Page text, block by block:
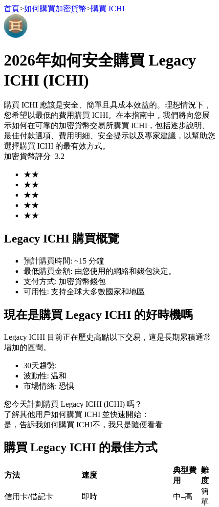
合約
USDT永續
多種以USDT結算的永續合約
幣本位永續
以數字貨幣為保證金的永續合約
美股、外匯、貴金屬及大宗商品衍生性商品
USDC永續
首頁>如何購買加密貨幣>購買 ICHI
2026年如何安全購買 Legacy
ICHI (ICHI)
購買 ICHI 應該是安全、簡單且具成本效益的。理想情況下，
您希望以最低的費用購買 ICHI。在本指南中，我們將向您展
示如何在可靠的加密貨幣交易所購買 ICHI，包括逐步說明、
最佳付款選項、費用明細、安全提示以及專家建議，以幫助您
選擇購買 ICHI 的最有效方式。
加密貨幣評分 3.2
★★
★★
★★
★★
★★
Legacy ICHI 購買概覽
預計購買時間: ~15 分鐘
最低購買金額: 由您使用的網絡和錢包決定。
支付方式: 加密貨幣錢包
可用性: 支持全球大多數國家和地區
現在是購買 Legacy ICHI 的好時機嗎
Legacy ICHI 目前正在歷史高點以下交易，這是長期累積通常
增加的區間。
30天趨勢:
波動性: 温和
市場情緒: 恐惧
您今天計劃購買 Legacy ICHI (ICHI) 嗎？
了解其他用戶如何購買 ICHI 並快速開始：
是，告訴我如何購買 ICHI不，我只是隨便看看
購買 Legacy ICHI 的最佳方式
方法 速度
典型費
用
難
度
信用卡/借記卡
即時 中–高
簡
單